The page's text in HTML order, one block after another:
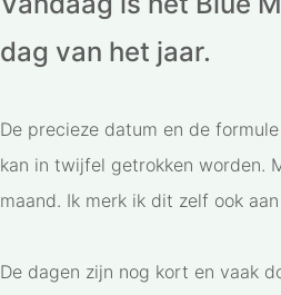
dag van het jaar.
De precieze datum en de
kan in twijfel getrokken worden.
maand. Ik merk ik dit zelf ook
De dagen zijn nog kort en vaak